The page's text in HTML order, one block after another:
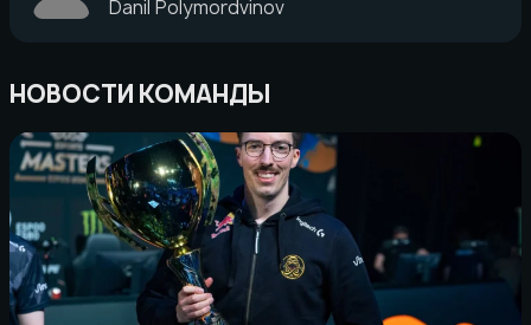
Danil Polymordvinov
НОВОСТИ КОМАНДЫ